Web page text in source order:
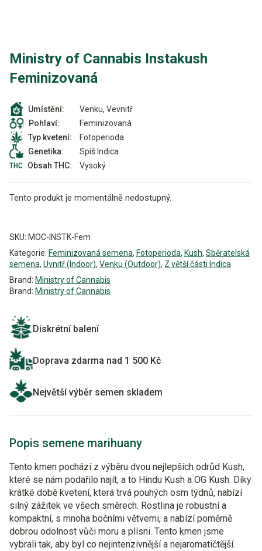
Ministry of Cannabis Instakush
Feminizovaná
Umístění:
Venku, Vevnitř
Pohlaví:
Feminizovaná
Typ kvetení:
Fotoperioda
Genetika:
Spíš Indica
Obsah THC:
Vysoký
Tento produkt je momentálně nedostupný.
SKU: MOC-INSTK-Fem
Kategorie: Feminizovaná semena, Fotoperioda, Kush, Sběratelská
semena, Uvnitř (Indoor), Venku (Outdoor), Z větší části Indica
Brand: Ministry of Cannabis
Brand: Ministry of Cannabis
Diskrétní balení
Doprava zdarma nad 1 500 Kč
Největší výběr semen skladem
Popis semene marihuany
Tento kmen pochází z výběru dvou nejlepších odrůd Kush,
které se nám podařilo najít, a to Hindu Kush a OG Kush. Díky
krátké době kvetení, která trvá pouhých osm týdnů, nabízí
silný zážitek ve všech směrech. Rostlina je robustní a
kompaktní, s mnoha bočními větvemi, a nabízí poměrně
dobrou odolnost vůči moru a plísni. Tento kmen jsme
vybrali tak, aby byl co nejintenzivnější a nejaromatičtější.